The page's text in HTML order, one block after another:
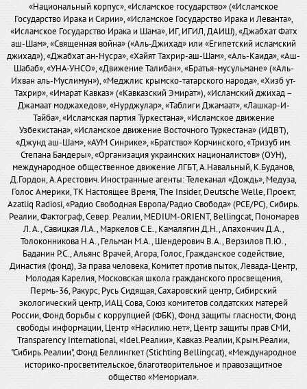
«Национальный корпус», «Исламское государство» («Исламское
Государство Ирака и Сирии», «Исламское Государство Ирака и Леванта»,
«Исламское Государство Ирака и Шама», ИГ, ИГИЛ, ДАИШ), «Джабхат Фатх
аш-Шам», «Священная война» («Аль-Джихад» или «Египетский исламский
джихад»), «Джабхат ан-Нусра», «Хайят Тахрир-аш-Шам», «Аль-Каида», «Аш-
Шабаб», «УНА-УНСО», «Движение Талибан», «Братья-мусульмане» («Аль-
Ихван аль-Муслимун»), «Меджлис крымско-татарского народа», «Хизб ут-
Тахрир», «Имарат Кавказ» («Кавказский Эмират»), «Исламский джихад –
Джамаат моджахедов», «Нурджулар», «Таблиги Джамаат», «Лашкар-И-
Тайба», «Исламская партия Туркестана», «Исламское движение
Узбекистана», «Исламское движение Восточного Туркестана» (ИДВТ),
«Джунд аш-Шам», «АУМ Синрике», «Братство» Корчинского, «Тризуб им.
Степана Бандеры», «Организация украинских националистов» (ОУН),
международное общественное движение ЛГБТ, А.Навальный, К.Буданов,
Д.Гордон, А.Арестович. Иностранные агенты: Телеканал «Дождь», Медуза,
Голос Америки, ТК Настоящее Время, The Insider, Deutsche Welle, Проект,
Azatliq Radiosi, «Радио Свободная Европа/Радио Свобода» (PCE/PC), Сибирь.
Реалии, Фактограф, Север. Реалии, MEDIUM-ORIENT, Bellingcat, Пономарев
Л. А., Савицкая Л.А., Маркелов С.Е., Камалягин Д.Н., Апахончич Д.А.,
Толоконникова Н.А., Гельман М.А., Шендерович В.А., Верзилов П.Ю.,
Баданин Р.С., Альянс Врачей, Агора, Голос, Гражданское содействие,
Династия (фонд), За права человека, Комитет против пыток, Левада-Центр,
Молодая Карелия, Московская школа гражданского просвещения,
Пермь-36, Ракурс, Русь Сидящая, Сахаровский центр, Сибирский
экологический центр, ИАЦ Сова, Союз комитетов солдатских матерей
России, Фонд борьбы с коррупцией (ФБК), Фонд защиты гласности, Фонд
свободы информации, Центр «Насилию.нет», Центр защиты прав СМИ,
Transparency International, «Idel.Реалии», Кавказ.Реалии, Крым.Реалии,
"Сибирь.Реалии", Фонд Беллингкет (Stichting Bellingcat), «Международное
историко-просветительское, благотворительное и правозащитное
общество «Мемориал».